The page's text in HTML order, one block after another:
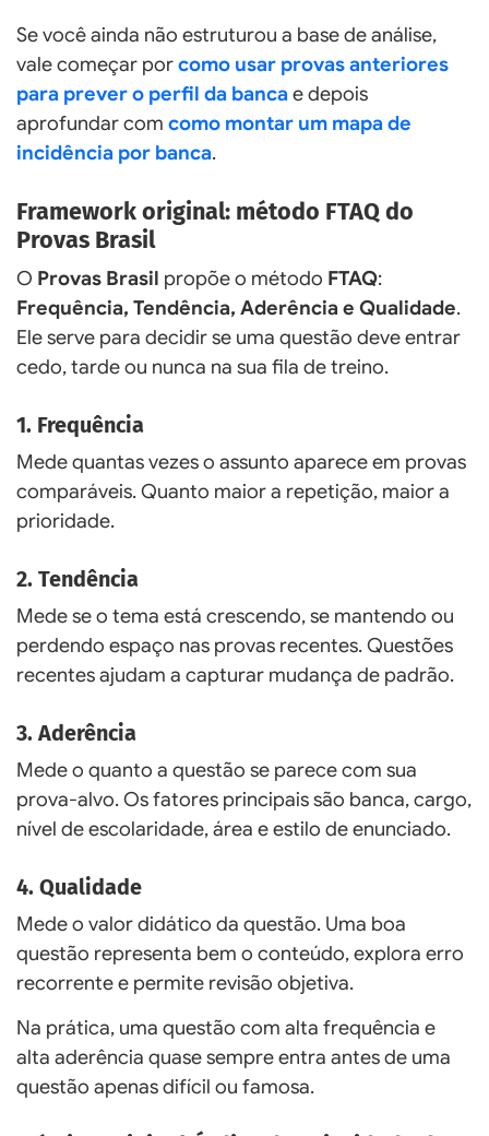
Se você ainda não estruturou a base de análise,
vale começar porcomo usar provas anteriores
para prever o perfil da banca e depois
aprofundar com como montar um mapa de
incidência por banca.
Framework original: método FTAQ do
Provas Brasil
O Provas Brasil propõe o método FTAQ:
Frequência, Tendência, Aderência e Qualidade.
Ele serve para decidir se uma questão deve entrar
cedo, tarde ou nunca na sua fila de treino.
1. Frequência
Mede quantas vezes o assunto aparece em provas
comparáveis. Quanto maior a repetição, maior a
prioridade.
2. Tendência
Mede se o tema está crescendo, se mantendo ou
perdendo espaço nas provas recentes. Questões
recentes ajudam a capturar mudança de padrão.
3. Aderência
Mede o quanto a questão se parece com sua
prova-alvo. Os fatores principais são banca, cargo,
nível de escolaridade, área e estilo de enunciado.
4. Qualidade
Mede o valor didático da questão. Uma boa
questão representa bem o conteúdo, explora erro
recorrente e permite revisão objetiva.
Na prática, uma questão com alta frequência e
alta aderência quase sempre entra antes de uma
questão apenas difícil ou famosa.